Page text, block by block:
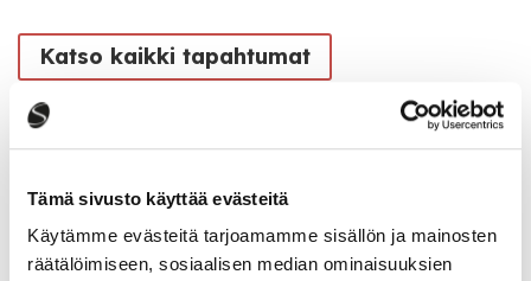
Tämä sivusto käyttää evästeitä
Käytämme evästeitä tarjoamamme sisällön ja mainosten
räätälöimiseen, sosiaalisen median ominaisuuksien
Katso kaikki tapahtumat
Facebook